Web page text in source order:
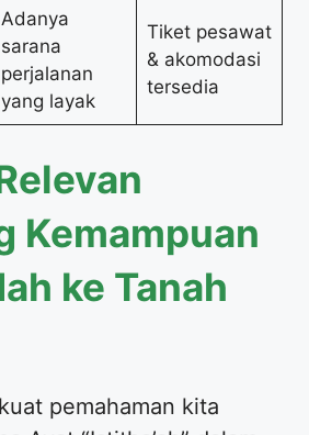
Adanya
sarana
perjalanan
yang layak
Tiket pesawat
& akomodasi
tersedia
Kemampuan
ke Tanah
pemahaman kita